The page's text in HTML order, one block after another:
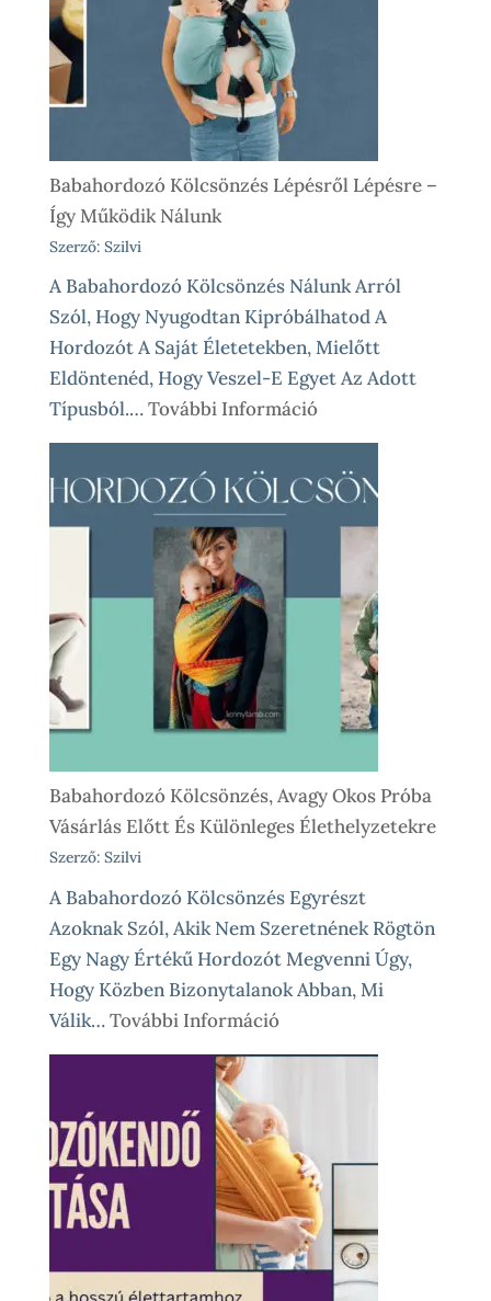
Babahordozó Kölcsönzés Lépésről Lépésre –
Így Működik Nálunk
Szerző: Szilvi
A Babahordozó Kölcsönzés Nálunk Arról
Szól, Hogy Nyugodtan Kipróbálhatod A
Hordozót A Saját Életetekben, Mielőtt
Eldöntenéd, Hogy Veszel-E Egyet Az Adott
Típusból.…További Információ:
Babahordozó
Kölcsönzés
Lépésről
Lépésre
Így
Működik
Nálunk
Babahordozó Kölcsönzés, Avagy Okos Próba
Vásárlás Előtt És Különleges Élethelyzetekre
Szerző: Szilvi
A Babahordozó Kölcsönzés Egyrészt
Azoknak Szól, Akik Nem Szeretnének Rögtön
Egy Nagy Értékű Hordozót Megvenni Úgy,
Hogy Közben Bizonytalanok Abban, Mi
Válik…További Információ:
Babahordozó
Avagy
Okos
Próba
Vásárlás
Előtt
És
Különleges